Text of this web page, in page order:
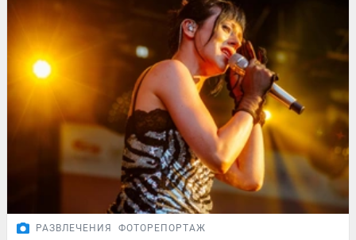
РАЗВЛЕЧЕНИЯ ФОТОРЕПОРТАЖ